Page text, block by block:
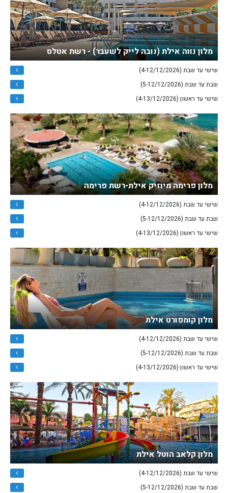
מלון נווה אילת (נובה לייק לשעבר) - רשת אטלס
שישי עד שבת (4-12/12/2026)
שבת עד שבת (5-12/12/2026)
שישי עד ראשון (4-13/12/2026)
מלון פרימה מיוזיק אילת-רשת פרימה
שישי עד שבת (4-12/12/2026)
שבת עד שבת (5-12/12/2026)
שישי עד ראשון (4-13/12/2026)
מלון קומפורט אילת
שישי עד שבת (4-12/12/2026)
שבת עד שבת (5-12/12/2026)
שישי עד ראשון (4-13/12/2026)
מלון קלאב הוטל אילת
שישי עד שבת (4-12/12/2026)
שבת עד שבת (5-12/12/2026)